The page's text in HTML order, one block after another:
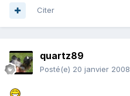
Citer
quartz89
Posté(e) 20 janvier 2008